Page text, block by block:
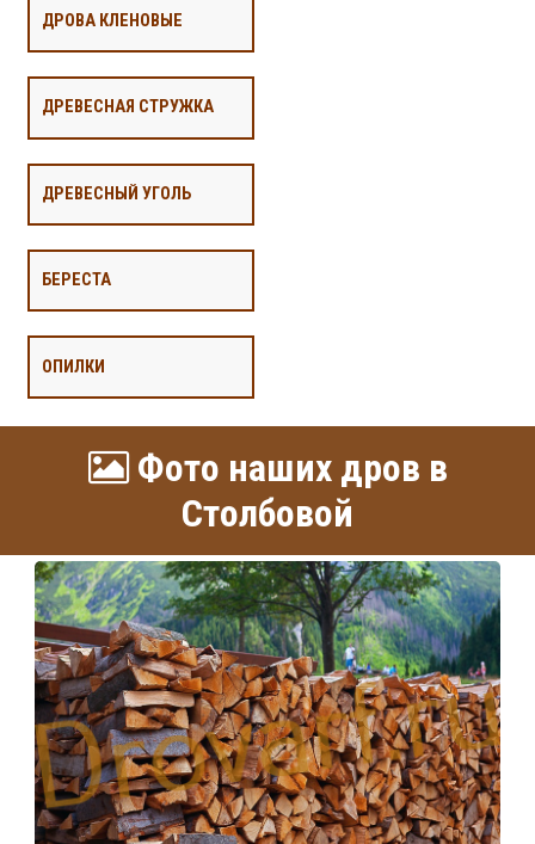
ДРОВА КЛЕНОВЫЕ
ДРЕВЕСНАЯ СТРУЖКА
ДРЕВЕСНЫЙ УГОЛЬ
БЕРЕСТА
ОПИЛКИ
Фото наших дров в
Столбовой